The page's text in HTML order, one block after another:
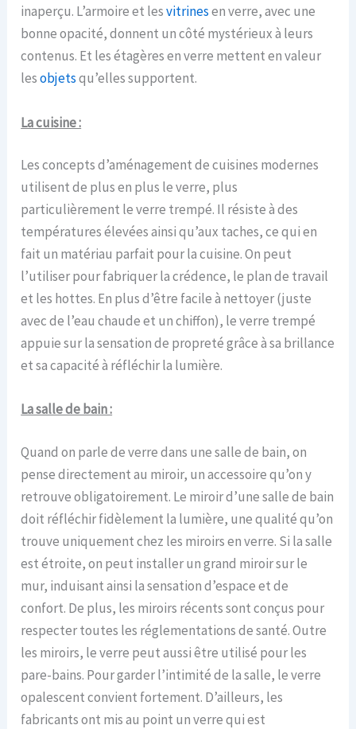
inaperçu. L’armoire et lesvitrinesen verre, avec une
bonne opacité, donnent un côté mystérieux à leurs
contenus. Et les étagères en verre mettent en valeur
lesobjetsqu’elles supportent.
La cuisine :
Les concepts d’aménagement de cuisines modernes
utilisent de plus en plus le verre, plus
particulièrement le verre trempé. Il résiste à des
températures élevées ainsi qu’aux taches, ce qui en
fait un matériau parfait pour la cuisine. On peut
l’utiliser pour fabriquer la crédence, le plan de travail
et les hottes. En plus d’être facile à nettoyer (juste
avec de l’eau chaude et un chiffon), le verre trempé
appuie sur la sensation de propreté grâce à sa brillance
et sa capacité à réfléchir la lumière.
La salle de bain :
Quand on parle de verre dans une salle de bain, on
pense directement au miroir, un accessoire qu’on y
retrouve obligatoirement. Le miroir d’une salle de bain
doit réfléchir fidèlement la lumière, une qualité qu’on
trouve uniquement chez les miroirs en verre. Si la salle
est étroite, on peut installer un grand miroir sur le
mur, induisant ainsi la sensation d’espace et de
confort. De plus, les miroirs récents sont conçus pour
respecter toutes les réglementations de santé. Outre
les miroirs, le verre peut aussi être utilisé pour les
pare-bains. Pour garder l’intimité de la salle, le verre
opalescent convient fortement. D’ailleurs, les
fabricants ont mis au point un verre qui est